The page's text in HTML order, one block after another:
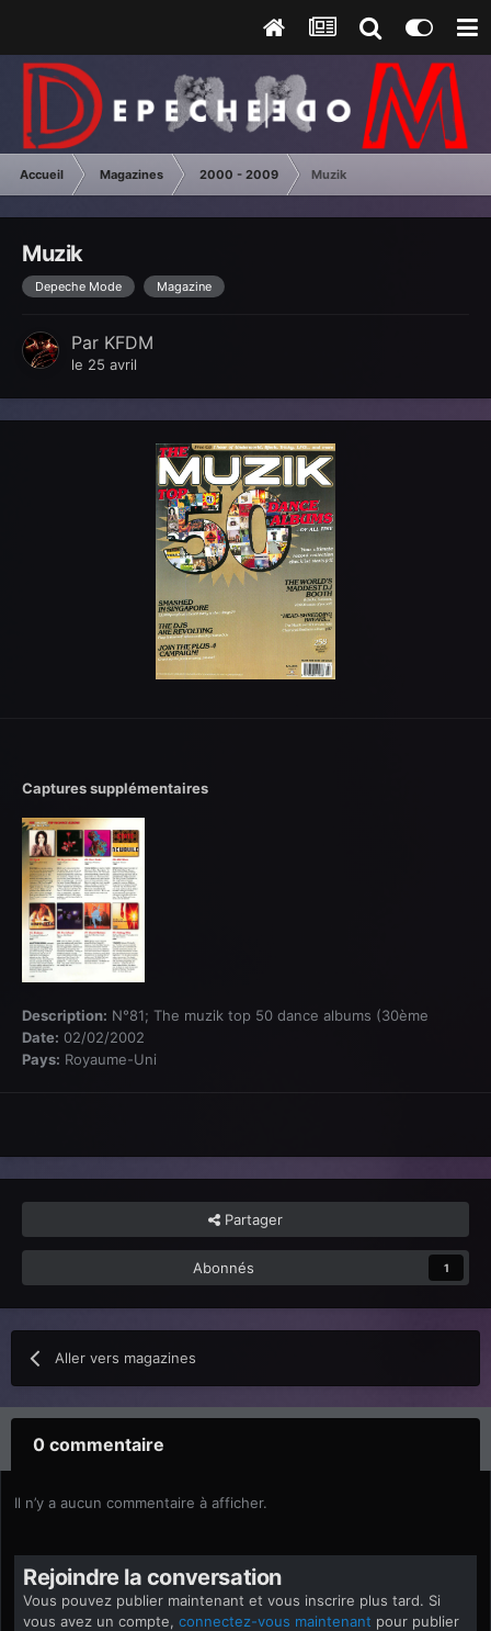
Accueil Magazines 2000 - 2009 Muzik
Muzik
Depeche Mode Magazine
Par KFDM
le 25 avril
Captures supplémentaires
Description: N°81; The muzik top 50 dance albums (30ème
Date: 02/02/2002
Pays: Royaume-Uni
Partager
Abonnés 1
Aller vers magazines
0 commentaire
Il n’y a aucun commentaire à afficher.
Rejoindre la conversation
Vous pouvez publier maintenant et vous inscrire plus tard. Si
vous avez un compte, connectez-vous maintenant pour publier